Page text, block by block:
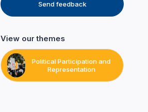
Send feedback
View our themes
Political Participation and
Representation